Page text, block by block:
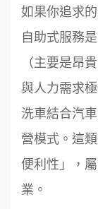
如果你追求
自助式服務
（主要是昂
與人力需求
洗車結合汽
營模式。這
便利性」，
業。